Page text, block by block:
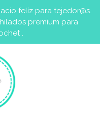
felíz para tejedor@s.
premium para
.